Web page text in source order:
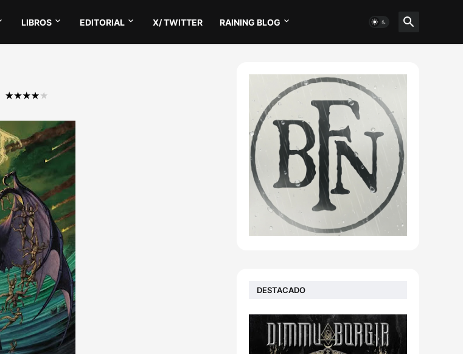
LIBROS EDITORIAL X/ TWITTER RAINING BLOG
DESTACADO